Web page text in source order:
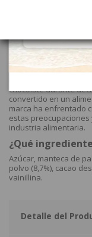
Sin embargo, la
alto contenido de
ha respondido a
reducir su impacto
producción de aceite
porciones de Nutella.
chocolate durante
convertido en un
marca ha enfrentado
estas
industria alimentaria.
¿Qué
Azúcar, manteca de
polvo (8,7%), cacao
vainillina.
Detalle del